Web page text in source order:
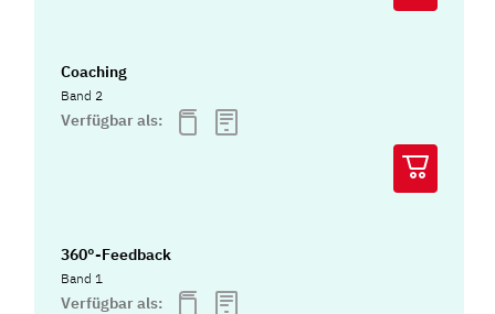
Coaching
Band 2
Verfügbar als:
360°-Feedback
Band 1
Verfügbar als: